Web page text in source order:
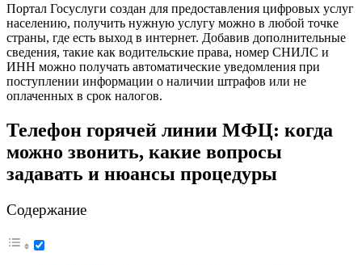
Портал Госуслуги создан для предоставления цифровых услуг
населению, получить нужную услугу можно в любой точке
страны, где есть выход в интернет. Добавив дополнительные
сведения, такие как водительские права, номер СНИЛС и
ИНН можно получать автоматические уведомления при
поступлении информации о наличии штрафов или не
оплаченных в срок налогов.
Телефон горячей линии МФЦ: когда
можно звонить, какие вопросы
задавать и нюансы процедуры
Содержание